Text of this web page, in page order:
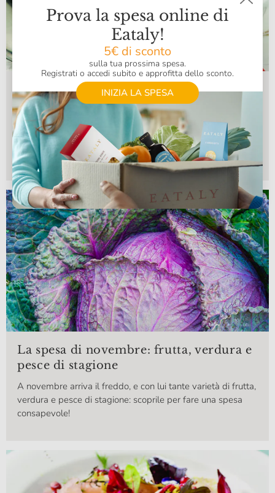
Mangiamo di stagione: il menu di
novembre
A novembre alcune varietà di frutta e verdura tipicamente
autunnali sono protagoniste in tavola e danno vita a piatti
sostanziosi e molto caratteristici.
La spesa di novembre: frutta, verdura e
pesce di stagione
A novembre arriva il freddo, e con lui tante varietà di frutta,
verdura e pesce di stagione: scoprile per fare una spesa
consapevole!
Prova la spesa online di
Eataly!
5€ di sconto
sulla tua prossima spesa.
Registrati o accedi subito e approfitta dello sconto.
INIZIA LA SPESA